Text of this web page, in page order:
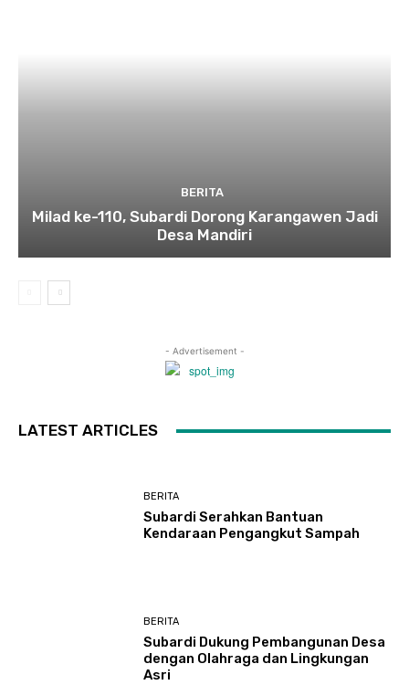
BERITA
Milad ke-110, Subardi Dorong Karangawen Jadi
Desa Mandiri
- Advertisement -
LATEST ARTICLES
BERITA
Subardi Serahkan Bantuan
Kendaraan Pengangkut Sampah
BERITA
Subardi Dukung Pembangunan Desa
dengan Olahraga dan Lingkungan
Asri